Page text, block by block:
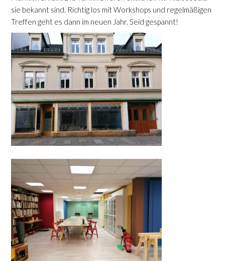
sie bekannt sind. Richtig los mit Workshops und regelmäßigen
Treffen geht es dann im neuen Jahr. Seid gespannt!